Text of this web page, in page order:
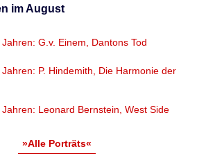
im August
G.v. Einem, Dantons Tod
P. Hindemith, Die Harmonie der
Leonard Bernstein, West Side
»Alle Porträts«